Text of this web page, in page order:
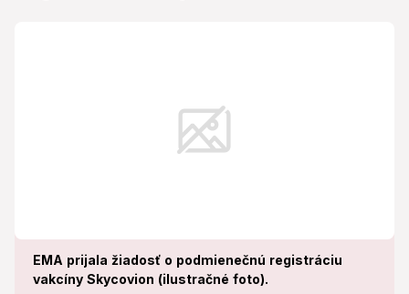
EMA prijala žiadosť o podmienečnú registráciu
vakcíny Skycovion (ilustračné foto).